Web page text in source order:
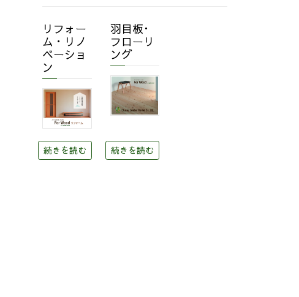
リフォー
ム・リノ
ベーショ
ン
続きを読む
羽目板･
フローリ
ング
続きを読む